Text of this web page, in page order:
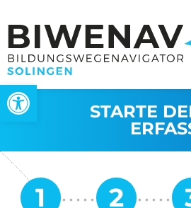
Werkzeugleiste öffnen
STARTE